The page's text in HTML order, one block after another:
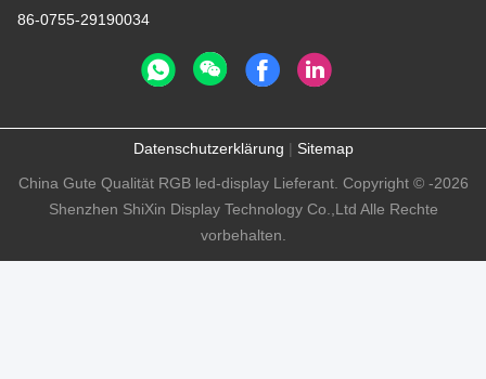
86-0755-29190034
Datenschutzerklärung | Sitemap
China Gute Qualität RGB led-display Lieferant. Copyright © -2026
Shenzhen ShiXin Display Technology Co.,Ltd Alle Rechte
vorbehalten.